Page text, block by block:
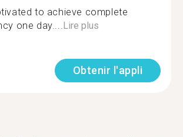
to achieve complete
one day....Lire plus
Obtenir l'appli